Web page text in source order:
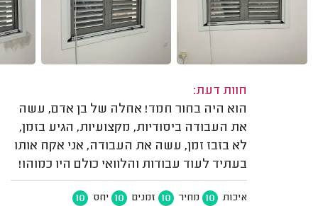
חוות דעת:
הוא היה בחור חמד! אחלה של בן אדם, עשה
את העבודה ביסודיות, מקצועיות, הגיע בזמן,
לא בזבז זמן, עשה את העבודה, אני אקח אותו
בעתיד לעוד עבודות והלוואי כולם היו כמוהו!
איכות 10 מחיר 10 זמנים 10 יחס 10